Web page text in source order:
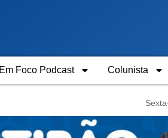
Em Foco Podcast Colunista